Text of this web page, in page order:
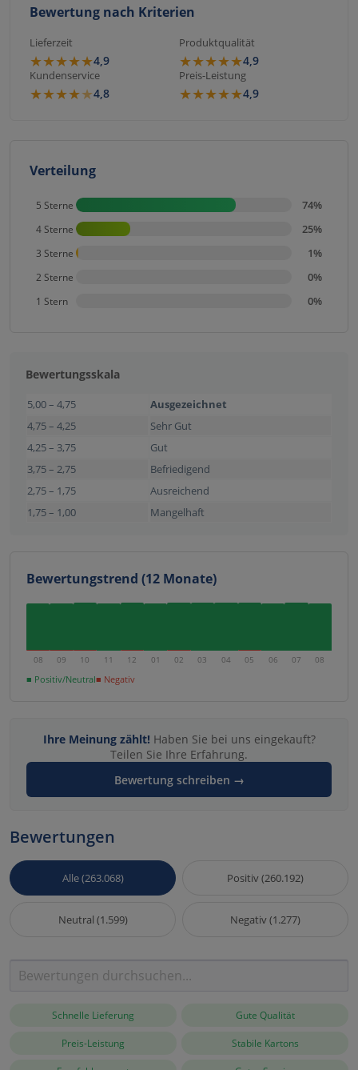
Bewertung nach Kriterien
Lieferzeit
★★★★★4,9
Produktqualität
★★★★★4,9
Kundenservice
★★★★★4,8
Preis-Leistung
★★★★★4,9
Verteilung
5 Sterne 74%
4 Sterne 25%
3 Sterne 1%
2 Sterne 0%
1 Stern 0%
Bewertungsskala
5,00 – 4,75
Ausgezeichnet
4,75 – 4,25
Sehr Gut
4,25 – 3,75
Gut
3,75 – 2,75
Befriedigend
2,75 – 1,75
Ausreichend
1,75 – 1,00
Mangelhaft
Bewertungstrend (12 Monate)
08 09 10 11 12 01 02 03 04 05 06 07 08
■ Positiv/Neutral■ Negativ
Ihre Meinung zählt! Haben Sie bei uns eingekauft?
Teilen Sie Ihre Erfahrung.
Bewertung schreiben →
Bewertungen
Alle (263.068) Positiv (260.192)
Neutral (1.599) Negativ (1.277)
Schnelle Lieferung Gute Qualität
Preis-Leistung Stabile Kartons